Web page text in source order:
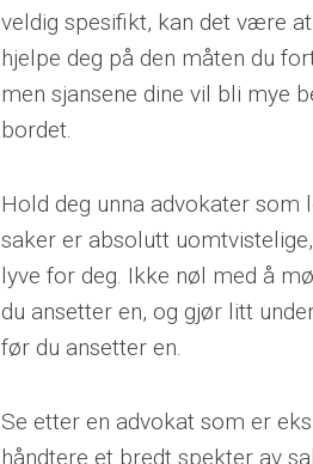
veldig spesifikt, kan det være
hjelpe deg på den måten du
men sjansene dine vil bli mye
bordet.
Hold deg unna advokater
saker er absolutt
lyve for deg. Ikke nøl med å
du ansetter en, og gjør litt
før du ansetter en.
Se etter en advokat som er
håndtere et bredt spekter av